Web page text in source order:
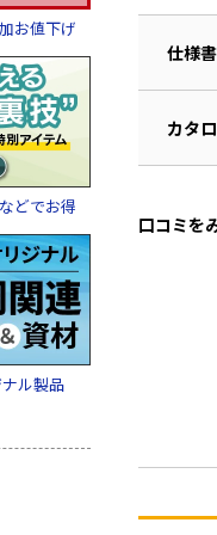
お値下げ
どでお得
ル製品
仕様書
カタ
口コミを